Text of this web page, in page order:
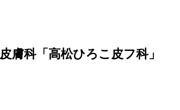
膚科「高松ひろこ皮フ科」